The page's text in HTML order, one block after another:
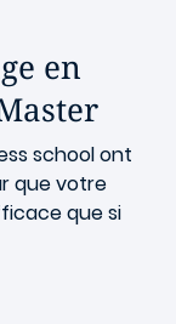
en
school ont
que votre
que si